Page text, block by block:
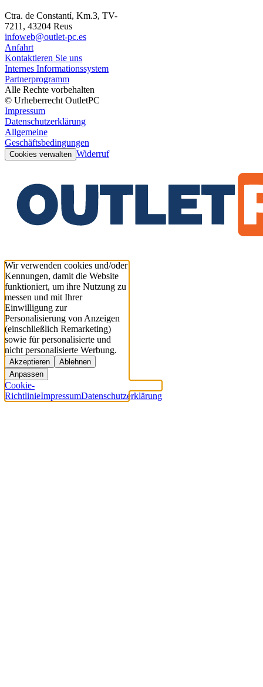
Ctra. de Constantí, Km.3, TV-
7211, 43204 Reus
infoweb@outlet-pc.es
Anfahrt
Kontaktieren Sie uns
Internes Informationssystem
Partnerprogramm
Alle Rechte vorbehalten
© Urheberrecht OutletPC
Impressum
Datenschutzerklärung
Allgemeine
Geschäftsbedingungen
Cookies verwalten Widerruf
Wir verwenden cookies und/oder
Kennungen, damit die Website
funktioniert, um ihre Nutzung zu
messen und mit Ihrer
Einwilligung zur
Personalisierung von Anzeigen
(einschließlich Remarketing)
sowie für personalisierte und
nicht personalisierte Werbung.
Akzeptieren
Ablehnen
Anpassen
Cookie-
RichtlinieImpressumDatenschutzerklärung